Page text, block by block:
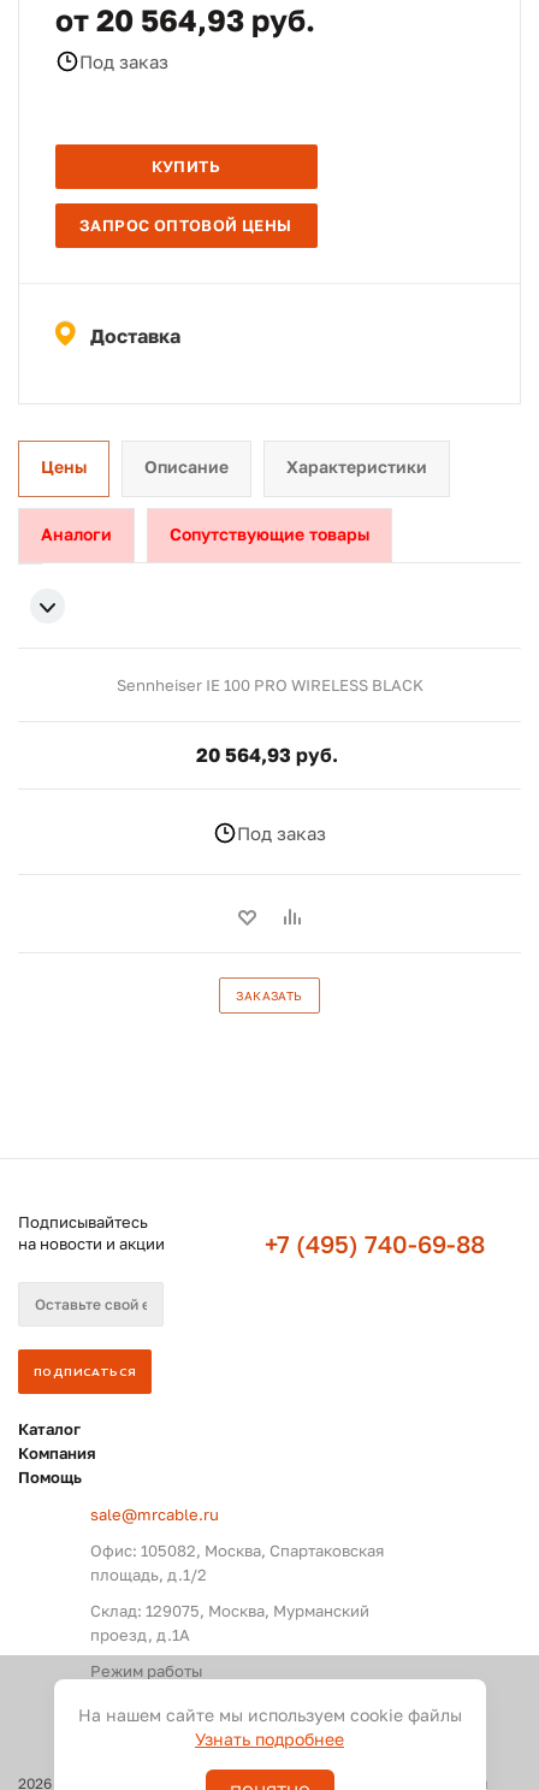
от 20 564,93 руб.
Под заказ
КУПИТЬ
ЗАПРОС ОПТОВОЙ ЦЕНЫ
Доставка
Цены Описание Характеристики
Аналоги Сопутствующие товары
Sennheiser IE 100 PRO WIRELESS BLACK
20 564,93 руб.
Под заказ
ЗАКАЗАТЬ
Подписывайтесь
на новости и акции
+7 (495) 740-69-88
Каталог
Компания
Помощь
sale@mrcable.ru
Офис: 105082, Москва, Спартаковская
площадь, д.1/2
Склад: 129075, Москва, Мурманский
проезд, д.1А
Режим работы
2026 Оптовые поставки кабелей и разъемов для аудио, видео и
На нашем сайте мы используем cookie файлы
Узнать подробнее